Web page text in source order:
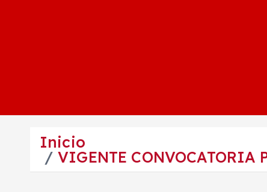
Inicio
VIGENTE CONVOCATORIA